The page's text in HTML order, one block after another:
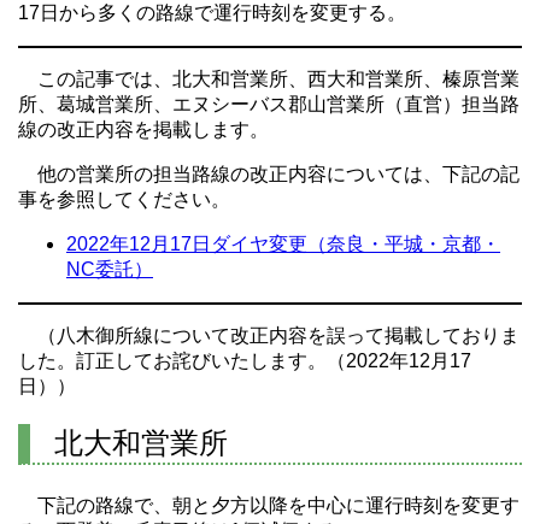
17日から多くの路線で運行時刻を変更する。
この記事では、北大和営業所、西大和営業所、榛原営業
所、葛城営業所、エヌシーバス郡山営業所（直営）担当路
線の改正内容を掲載します。
他の営業所の担当路線の改正内容については、下記の記
事を参照してください。
2022年12月17日ダイヤ変更（奈良・平城・京都・
NC委託）
（八木御所線について改正内容を誤って掲載しておりま
した。訂正してお詫びいたします。（2022年12月17
日））
北大和営業所
下記の路線で、朝と夕方以降を中心に運行時刻を変更す